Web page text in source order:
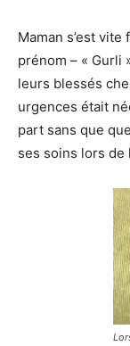
Maman s’est
prénom – « Gurli
leurs blessés
urgences était
part sans que
ses soins lors